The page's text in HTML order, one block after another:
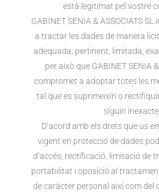
està legitimat pel vostre
GABINET SENIA & ASSOCIATS
a tractar les dades de manera
adequada, pertinent, limitada,
per això que GABINET SENIA
compromet a adoptar totes les
tal que es suprimeixin o
siguin
D’acord amb els drets que us
vigent en protecció de dades
d’accés, rectificació, limitació de
portabilitat i oposició al
de caràcter personal així com del